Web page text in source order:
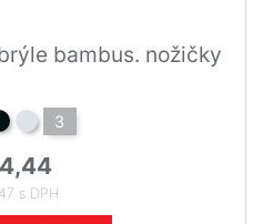
bambus. nožičky
3
s DPH